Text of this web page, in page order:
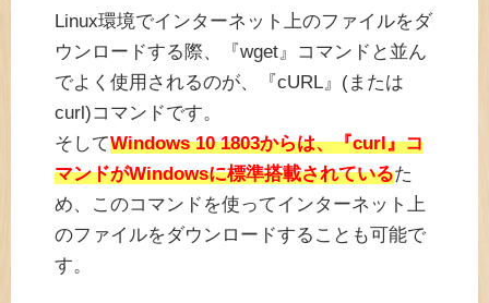
Linux環境でインターネット上のファイルをダ
ウンロードする際、『wget』コマンドと並ん
でよく使用されるのが、『cURL』(または
curl)コマンドです。
そしてWindows 10 1803からは、『curl』コ
マンドがWindowsに標準搭載されているた
め、このコマンドを使ってインターネット上
のファイルをダウンロードすることも可能で
す。